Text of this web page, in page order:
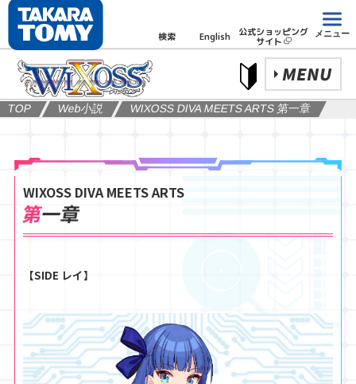
検索 English 公式ショッピング
サイト
メニュー
MENU
TOP Web小説 WIXOSS DIVA MEETS ARTS 第一章
WIXOSS DIVA MEETS ARTS
第一章
【SIDE レイ】